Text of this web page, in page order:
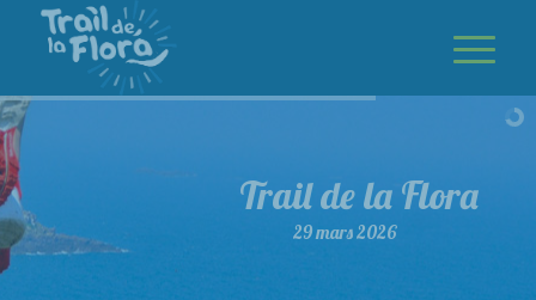
Trail de la Flora
29 mars 2026